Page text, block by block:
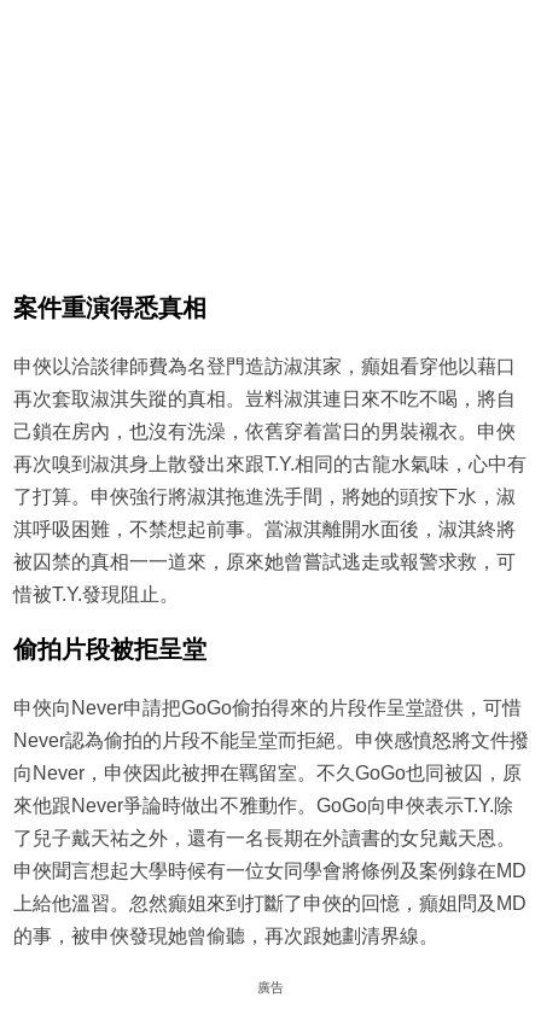
案件重演得悉真相
申俠以洽談律師費為名登門造訪淑淇家，癲姐看穿他以藉口
再次套取淑淇失蹤的真相。豈料淑淇連日來不吃不喝，將自
己鎖在房內，也沒有洗澡，依舊穿着當日的男裝襯衣。申俠
再次嗅到淑淇身上散發出來跟T.Y.相同的古龍水氣味，心中有
了打算。申俠強行將淑淇拖進洗手間，將她的頭按下水，淑
淇呼吸困難，不禁想起前事。當淑淇離開水面後，淑淇終將
被囚禁的真相一一道來，原來她曾嘗試逃走或報警求救，可
惜被T.Y.發現阻止。
偷拍片段被拒呈堂
申俠向Never申請把GoGo偷拍得來的片段作呈堂證供，可惜
Never認為偷拍的片段不能呈堂而拒絕。申俠感憤怒將文件撥
向Never，申俠因此被押在羈留室。不久GoGo也同被囚，原
來他跟Never爭論時做出不雅動作。GoGo向申俠表示T.Y.除
了兒子戴天祐之外，還有一名長期在外讀書的女兒戴天恩。
申俠聞言想起大學時候有一位女同學會將條例及案例錄在MD
上給他溫習。忽然癲姐來到打斷了申俠的回憶，癲姐問及MD
的事，被申俠發現她曾偷聽，再次跟她劃清界線。
廣告